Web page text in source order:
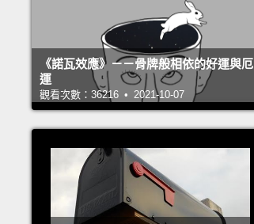
《諾瓦效應》－－骨牌般相依的好運與厄
運
觀看次數：36216 • 2021-10-07